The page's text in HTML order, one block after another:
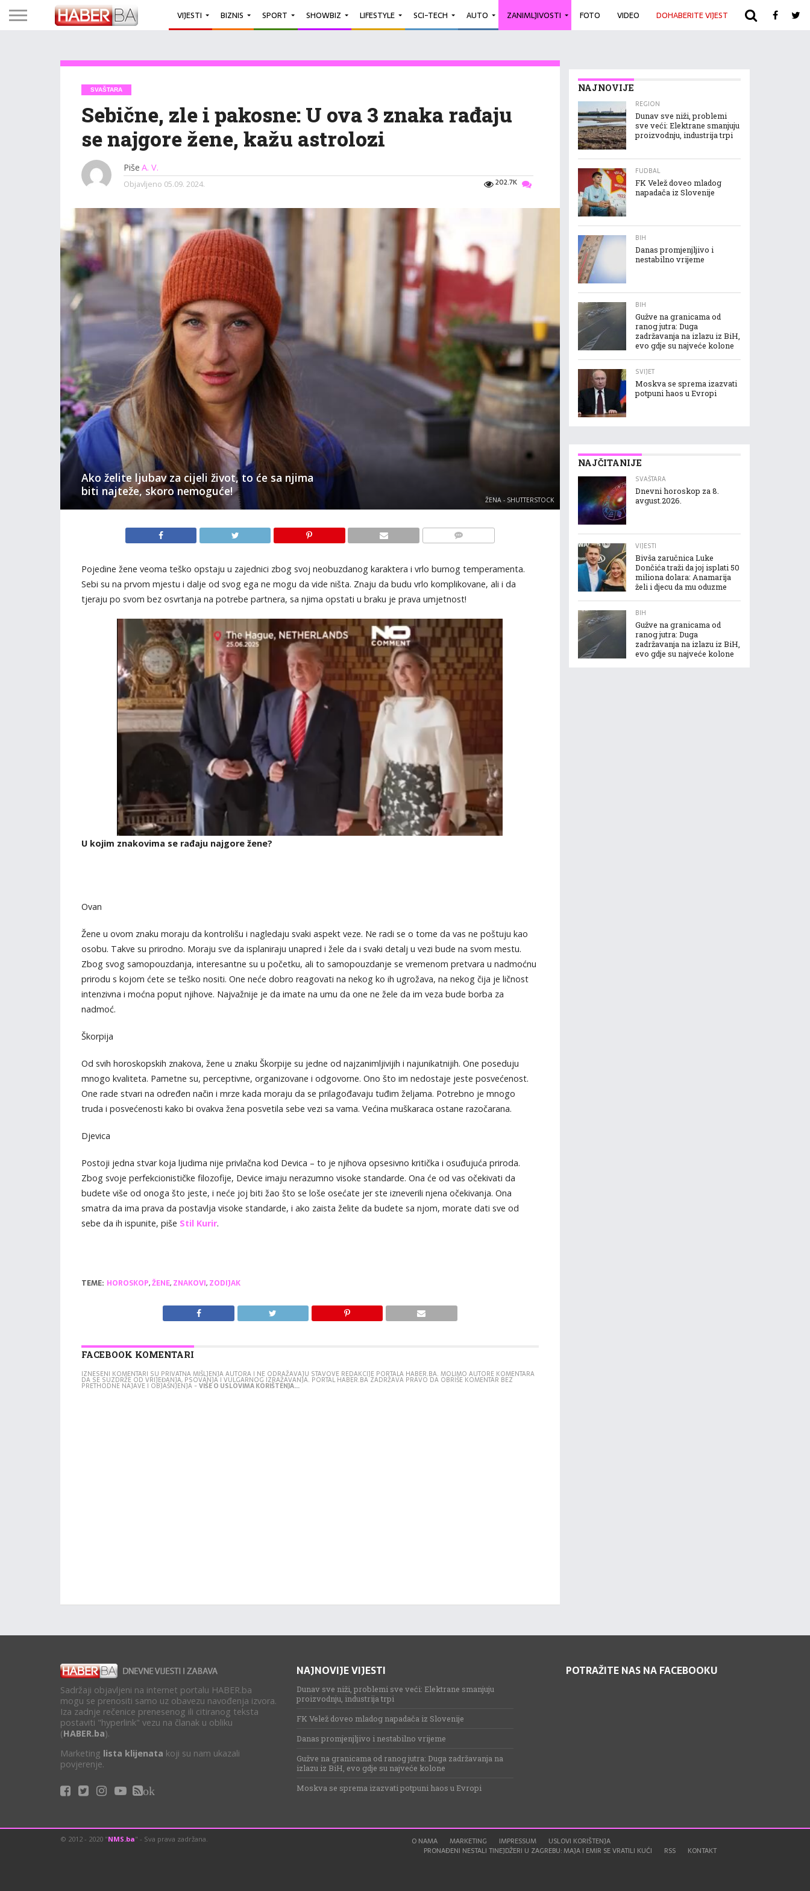
VIJESTI BIZNIS SPORT SHOWBIZ LIFESTYLE SCI-TECH AUTO ZANIMLJIVOSTI FOTO VIDEO DOHABERITE VIJEST ARHIVA
SVAŠTARA
Sebične, zle i pakosne: U ova 3 znaka rađaju
se najgore žene, kažu astrolozi
Piše A. V.
202.7K
Objavljeno 05.09. 2024.
Ako želite ljubav za cijeli život, to će sa njima
biti najteže, skoro nemoguće!
ŽENA - SHUTTERSTOCK
Pojedine žene veoma teško opstaju u zajednici zbog svoj neobuzdanog karaktera i vrlo burnog temperamenta.
Sebi su na prvom mjestu i dalje od svog ega ne mogu da vide ništa. Znaju da budu vrlo komplikovane, ali i da
tjeraju po svom bez osvrtanja na potrebe partnera, sa njima opstati u braku je prava umjetnost!
U kojim znakovima se rađaju najgore žene?
Ovan
Žene u ovom znaku moraju da kontrolišu i nagledaju svaki aspekt veze. Ne radi se o tome da vas ne poštuju kao
osobu. Takve su prirodno. Moraju sve da isplaniraju unapred i žele da i svaki detalj u vezi bude na svom mestu.
Zbog svog samopouzdanja, interesantne su u početku, ali to samopouzdanje se vremenom pretvara u nadmoćnu
prirodu s kojom ćete se teško nositi. One neće dobro reagovati na nekog ko ih ugrožava, na nekog čija je ličnost
intenzivna i moćna poput njihove. Najvažnije je da imate na umu da one ne žele da im veza bude borba za
nadmoć.
Škorpija
Od svih horoskopskih znakova, žene u znaku Škorpije su jedne od najzanimljivijih i najunikatnijih. One poseduju
mnogo kvaliteta. Pametne su, perceptivne, organizovane i odgovorne. Ono što im nedostaje jeste posvećenost.
One rade stvari na određen način i mrze kada moraju da se prilagođavaju tuđim željama. Potrebno je mnogo
truda i posvećenosti kako bi ovakva žena posvetila sebe vezi sa vama. Većina muškaraca ostane razočarana.
Djevica
Postoji jedna stvar koja ljudima nije privlačna kod Devica – to je njihova opsesivno kritička i osuđujuća priroda.
Zbog svoje perfekcionističke filozofije, Device imaju nerazumno visoke standarde. Ona će od vas očekivati da
budete više od onoga što jeste, i neće joj biti žao što se loše osećate jer ste izneverili njena očekivanja. Ona
smatra da ima prava da postavlja visoke standarde, i ako zaista želite da budete sa njom, morate dati sve od
sebe da ih ispunite, piše Stil Kurir.
TEME: HOROSKOP,ŽENE, ZNAKOVI, ZODIJAK
FACEBOOK KOMENTARI
IZNESENI KOMENTARI SU PRIVATNA MIŠLJENJA AUTORA I NE ODRAŽAVAJU STAVOVE REDAKCIJE PORTALA HABER.BA. MOLIMO AUTORE KOMENTARA
DA SE SUZDRŽE OD VRIJEĐANJA, PSOVANJA I VULGARNOG IZRAŽAVANJA. PORTAL HABER.BA ZADRŽAVA PRAVO DA OBRIŠE KOMENTAR BEZ
PRETHODNE NAJAVE I OBJAŠNJENJA -VIŠE O USLOVIMA KORIŠTENJA...
NAJNOVIJE
REGION
Dunav sve niži, problemi
sve veći: Elektrane smanjuju
proizvodnju, industrija trpi
FUDBAL
FK Velež doveo mladog
napadača iz Slovenije
BIH
Danas promjenjljivo i
nestabilno vrijeme
BIH
Gužve na granicama od
ranog jutra: Duga
zadržavanja na izlazu iz BiH,
evo gdje su najveće kolone
SVIJET
Moskva se sprema izazvati
potpuni haos u Evropi
NAJČITANIJE
SVAŠTARA
Dnevni horoskop za 8.
avgust.2026.
VIJESTI
Bivša zaručnica Luke
Dončića traži da joj isplati 50
miliona dolara: Anamarija
želi i djecu da mu oduzme
BIH
Gužve na granicama od
ranog jutra: Duga
zadržavanja na izlazu iz BiH,
evo gdje su najveće kolone
Sadržaji objavljeni na internet portalu HABER.ba
mogu se prenositi samo uz obavezu navođenja izvora.
Iza zadnje rečenice prenesenog ili citiranog teksta
postaviti "hyperlink" vezu na članak u obliku
(HABER.ba).
Marketing lista klijenata koji su nam ukazali
povjerenje.
ok
NAJNOVIJE VIJESTI
Dunav sve niži, problemi sve veći: Elektrane smanjuju
proizvodnju, industrija trpi
FK Velež doveo mladog napadača iz Slovenije
Danas promjenjljivo i nestabilno vrijeme
Gužve na granicama od ranog jutra: Duga zadržavanja na
izlazu iz BiH, evo gdje su najveće kolone
Moskva se sprema izazvati potpuni haos u Evropi
POTRAŽITE NAS NA FACEBOOKU
O NAMA MARKETING IMPRESSUM
USLOVI KORIŠTENJA
PRONAĐENI NESTALI TINEJDŽERI U ZAGREBU: MAJA I EMIR SE VRATILI KUĆI
RSS KONTAKT
© 2012 - 2020 "NMS.ba" - Sva prava zadržana.